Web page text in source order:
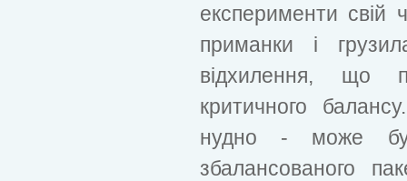
експерименти свій
приманки і
відхилення, що
критичного
нудно - може
збалансованого